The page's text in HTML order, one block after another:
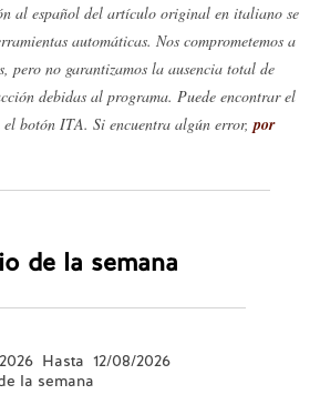
al español del artículo original en italiano se
automáticas. Nos comprometemos a
pero no garantizamos la ausencia total de
debidas al programa. Puede encontrar el
botón ITA. Si encuentra algún error, por
de la semana
Hasta 12/08/2026
la semana